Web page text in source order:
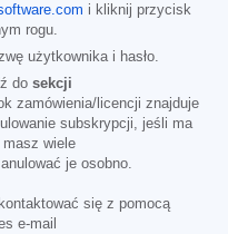
i kliknij przycisk
rogu.
użytkownika i hasło.
do sekcji
zamówienia/licencji znajduje
subskrypcji, jeśli ma
wiele
je osobno.
się z pomocą
e-mail